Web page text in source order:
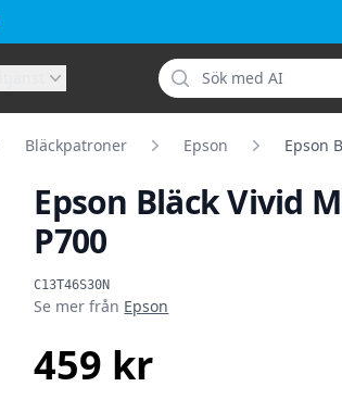
Sök
Bläckpatroner Epson Epson
Epson Bläck Vivid
P700
C13T46S30N
Produktinformation
Se mer från Epson
459 kr